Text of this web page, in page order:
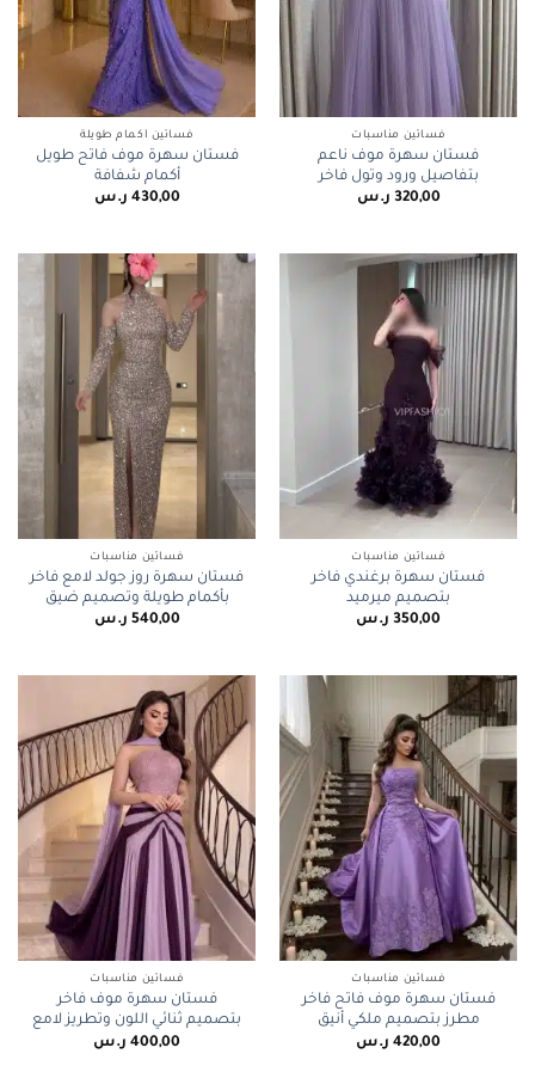
فساتين مناسبات
فستان سهرة موف ناعم
بتفاصيل ورود وتول فاخر
320,00 ر.س
فساتين أكمام طويلة
فستان سهرة موف فاتح طويل
أكمام شفافة
430,00 ر.س
فساتين مناسبات
فستان سهرة برغندي فاخر
بتصميم ميرميد
350,00 ر.س
فساتين مناسبات
فستان سهرة روز جولد لامع فاخر
بأكمام طويلة وتصميم ضيق
540,00 ر.س
فساتين مناسبات
فستان سهرة موف فاتح فاخر
مطرز بتصميم ملكي أنيق
420,00 ر.س
فساتين مناسبات
فستان سهرة موف فاخر
بتصميم ثنائي اللون وتطريز لامع
400,00 ر.س